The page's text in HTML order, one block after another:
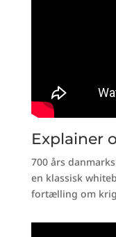
Explainer
700 års
en klassisk
fortælling om